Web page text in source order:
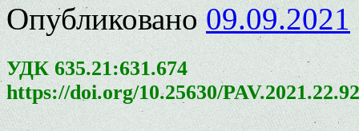
Опубликовано 09.09.2021
УДК 635.21:631.674
https://doi.org/10.25630/